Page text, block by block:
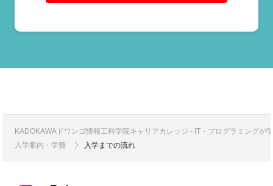
KADOKAWAドワンゴ情報工科学院キャリアカレッジ - IT・プログラミングが
入学案内・学費
入学までの流れ